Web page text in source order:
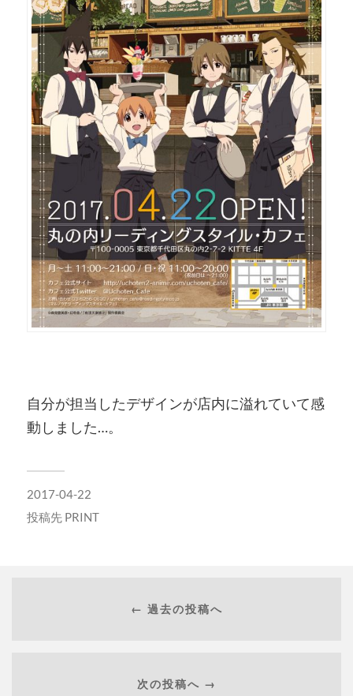
自分が担当したデザインが店内に溢れていて感
動しました…。
2017-04-22
投稿先 PRINT
← 過去の投稿へ
次の投稿へ →